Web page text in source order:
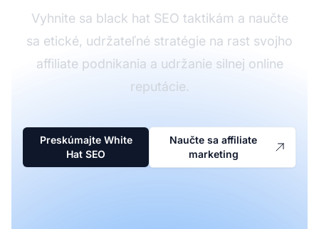
Vyhnite sa black hat SEO taktikám a naučte
sa etické, udržateľné stratégie na rast svojho
affiliate podnikania a udržanie silnej online
reputácie.
Preskúmajte White
Hat SEO
Naučte sa affiliate
marketing